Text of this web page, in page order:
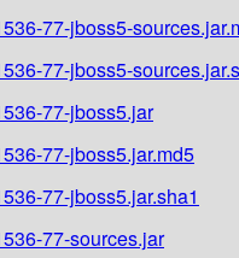
77-jboss5-
77-jboss5-
77-jboss5.jar
77-jboss5.jar.md5
77-jboss5.jar.sha1
77-sources.jar